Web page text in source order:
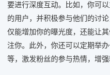
要进行深度互动。比如，你可
的用户，并积极参与他们的讨
仅能增加你的曝光度，还能让
注你。此外，你还可以定期举
等，激发粉丝的参与热情，增强